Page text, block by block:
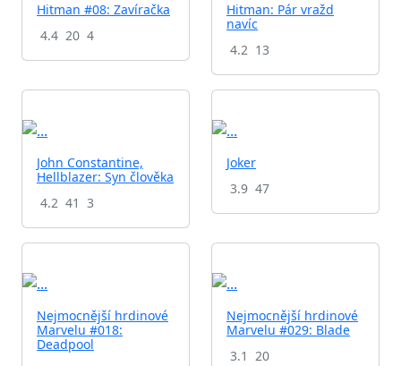
Hitman #08: Zavíračka
4.4 20 4
Hitman: Pár vražd
navíc
4.2 13
John Constantine,
Hellblazer: Syn člověka
4.2 41 3
Joker
3.9 47
Nejmocnější hrdinové
Marvelu #018:
Deadpool
Nejmocnější hrdinové
Marvelu #029: Blade
3.1 20